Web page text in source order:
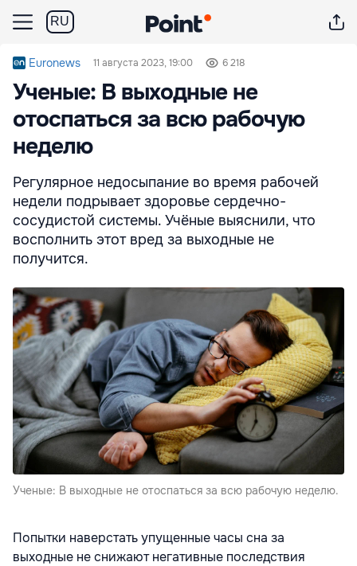
RU
Euronews 11 августа 2023, 19:00 6 218
Ученые: В выходные не
отоспаться за всю рабочую
неделю
Регулярное недосыпание во время рабочей
недели подрывает здоровье сердечно-
сосудистой системы. Учёные выяснили, что
восполнить этот вред за выходные не
получится.
Ученые: В выходные не отоспаться за всю рабочую неделю.
Попытки наверстать упущенные часы сна за
выходные не снижают негативные последствия